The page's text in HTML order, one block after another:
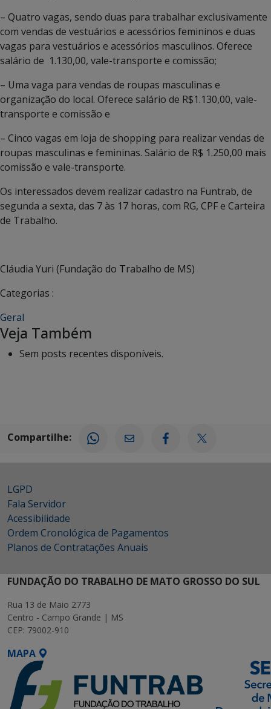
– Quatro vagas, sendo duas para trabalhar exclusivamente
com vendas de vestuários e acessórios femininos e duas
vagas para vestuários e acessórios masculinos. Oferece
salário de 1.130,00, vale-transporte e comissão;
– Uma vaga para vendas de roupas masculinas e
organização do local. Oferece salário de R$1.130,00, vale-
transporte e comissão e
– Cinco vagas em loja de shopping para realizar vendas de
roupas masculinas e femininas. Salário de R$ 1.250,00 mais
comissão e vale-transporte.
Os interessados devem realizar cadastro na Funtrab, de
segunda a sexta, das 7 às 17 horas, com RG, CPF e Carteira
de Trabalho.
Cláudia Yuri (Fundação do Trabalho de MS)
Categorias :
Geral
Veja Também
Sem posts recentes disponíveis.
Compartilhe:
LGPD
Fala Servidor
Acessibilidade
Ordem Cronológica de Pagamentos
Planos de Contratações Anuais
FUNDAÇÃO DO TRABALHO DE MATO GROSSO DO SUL
Rua 13 de Maio 2773
Centro - Campo Grande | MS
CEP: 79002-910
MAPA